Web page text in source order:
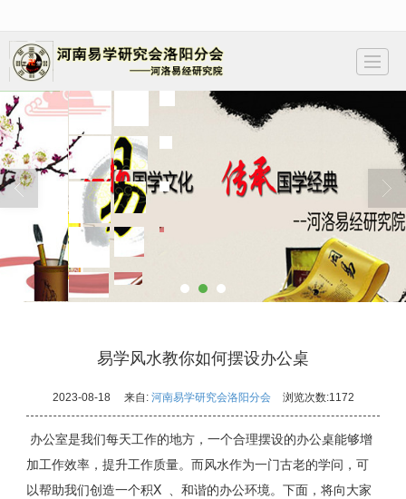
首页 学会简介 易学动态 视频讲座 预测项目
易学风水教你如何摆设办公桌
2023-08-18 来自: 河南易学研究会洛阳分会 浏览次数:1172
办公室是我们每天工作的地方，一个合理摆设的办公桌能够增
加工作效率，提升工作质量。而风水作为一门古老的学问，可
以帮助我们创造一个积X 、和谐的办公环境。下面，将向大家